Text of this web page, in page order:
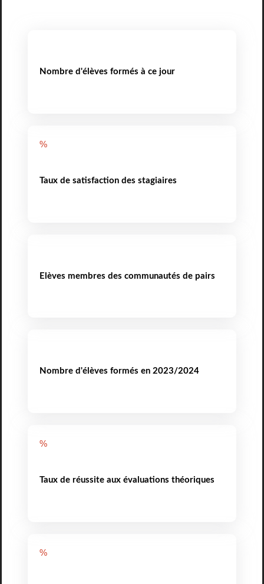
Nombre d'élèves formés à ce jour
%
Taux de satisfaction des stagiaires
Elèves membres des communautés de pairs
Nombre d'élèves formés en 2023/2024
%
Taux de réussite aux évaluations théoriques
%